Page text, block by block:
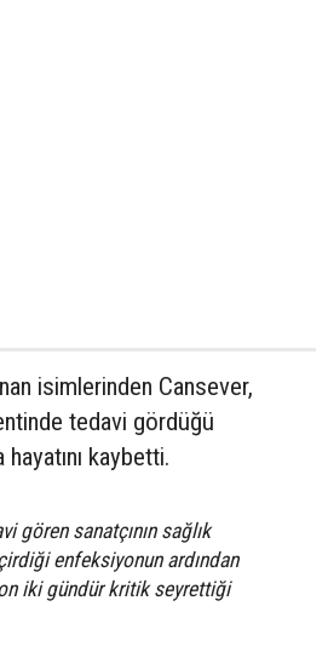
isimlerinden Cansever,
tedavi gördüğü
kaybetti.
gören sanatçının sağlık
enfeksiyonun ardından
iki gündür kritik seyrettiği